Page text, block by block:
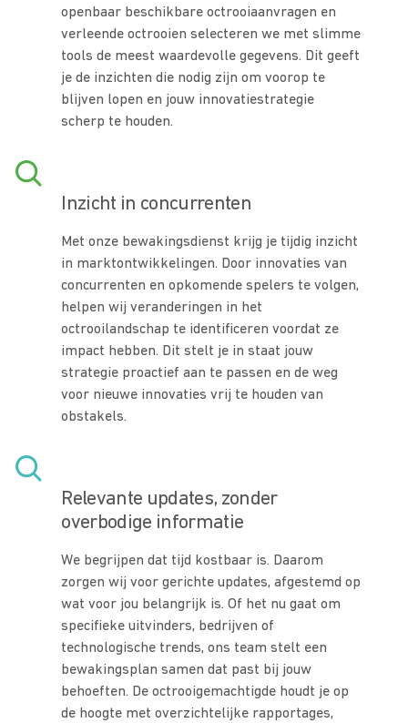
openbaar beschikbare octrooiaanvragen en
verleende octrooien selecteren we met slimme
tools de meest waardevolle gegevens. Dit geeft
je de inzichten die nodig zijn om voorop te
blijven lopen en jouw innovatiestrategie
scherp te houden.
Inzicht in concurrenten
Met onze bewakingsdienst krijg je tijdig inzicht
in marktontwikkelingen. Door innovaties van
concurrenten en opkomende spelers te volgen,
helpen wij veranderingen in het
octrooilandschap te identificeren voordat ze
impact hebben. Dit stelt je in staat jouw
strategie proactief aan te passen en de weg
voor nieuwe innovaties vrij te houden van
obstakels.
Relevante updates, zonder
overbodige informatie
We begrijpen dat tijd kostbaar is. Daarom
zorgen wij voor gerichte updates, afgestemd op
wat voor jou belangrijk is. Of het nu gaat om
specifieke uitvinders, bedrijven of
technologische trends, ons team stelt een
bewakingsplan samen dat past bij jouw
behoeften. De octrooigemachtigde houdt je op
de hoogte met overzichtelijke rapportages,